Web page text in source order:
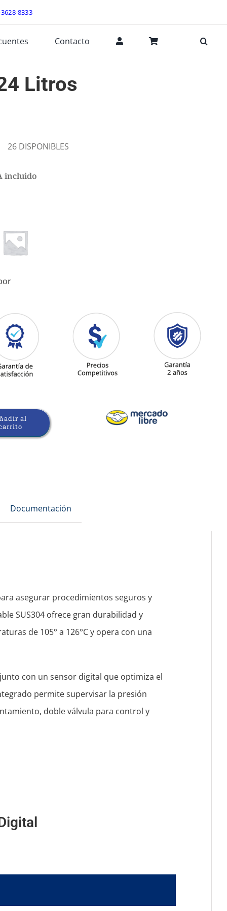
8333
Contacto
Litros
26 DISPONIBLES
incluido
al
Documentación
asegurar procedimientos seguros y
SUS304 ofrece gran durabilidad y
de 105° a 126°C y opera con una
con un sensor digital que optimiza el
permite supervisar la presión
doble válvula para control y